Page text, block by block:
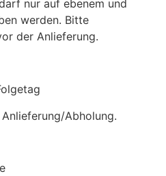
nur auf ebenem und
werden. Bitte
der Anlieferung.
Abholung.